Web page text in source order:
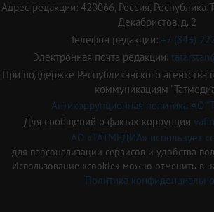
Адрес редакции: 420066, Россия, Республика
Декабристов, д. 2
Телефон редакции: +7 (843)
Электронная почта редакции:
При поддержке Республиканского агентства
коммуникациям
Антикоррупционная политика АО
Для сообщений о фактах коррупции
АО «ТАТМЕДИА» использует
для персонализации сервисов и удобства
Использование «cookie» можно отменить в
Политика